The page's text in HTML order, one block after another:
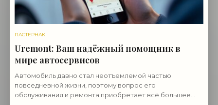
ПАСТЕРНАК
Uremont: Ваш надёжный помощник в
мире автосервисов
Автомобиль давно стал неотъемлемой частью
повседневной жизни, поэтому вопрос его
обслуживания и ремонта приобретает всё большее